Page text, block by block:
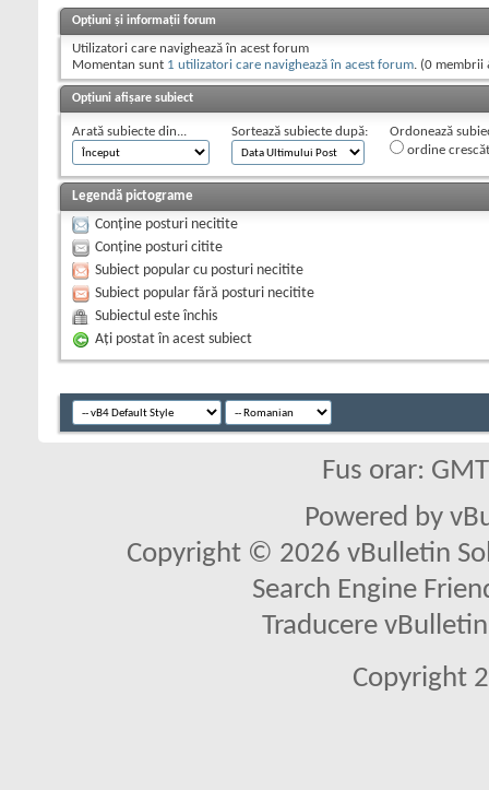
Opțiuni și informații forum
Utilizatori care navighează în acest forum
Momentan sunt 1 utilizatori care navighează în acest forum. (0 membrii
Opțiuni afișare subiect
Arată subiecte din... Sortează subiecte după:
Ordonează
ordine
Legendă pictograme
Conține posturi necitite
Conține posturi citite
Subiect popular cu posturi necitite
Subiect popular fără posturi necitite
Subiectul este închis
Aţi postat în acest subiect
Fus orar:
Powered by
Copyright © 2026 vBulletin
Search Engine
Traducere
Copyright